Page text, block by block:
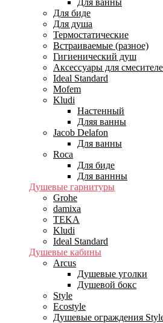
Для ванны
Для биде
Для душа
Термостатические
Встраиваемые (разное)
Гигиенический душ
Аксессуары для
Ideal Standard
Mofem
Kludi
Настенный
Дляя ванны
Jacob Delafon
Для ванны
Roca
Для биде
Для ваннны
Душевые гарнитуры
Grohe
damixa
TEKA
Kludi
Ideal Standard
Душевые кабины
Arcus
Душевые уголки
Душевой бокс
Style
Ecostyle
Душевые ограждения